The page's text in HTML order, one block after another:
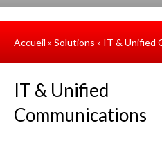
Accueil » Solutions » IT & Unified
IT & Unified
Communications